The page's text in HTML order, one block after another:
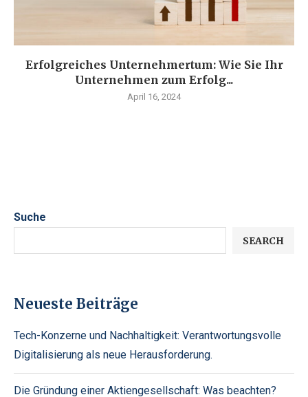
Erfolgreiches Unternehmertum: Wie Sie Ihr
Unternehmen zum Erfolg...
April 16, 2024
Suche
SEARCH
Neueste Beiträge
Tech-Konzerne und Nachhaltigkeit: Verantwortungsvolle
Digitalisierung als neue Herausforderung.
Die Gründung einer Aktiengesellschaft: Was beachten?